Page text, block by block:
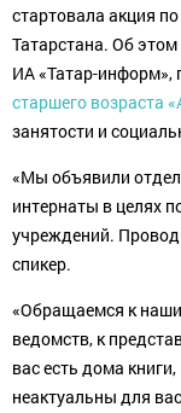
стартовала акция
Татарстана. Об
ИА «Татар-информ»,
старшего возраста
занятости и
«Мы объявили
интернаты в целях
учреждений.
спикер.
«Обращаемся к
ведомств, к
вас есть дома
неактуальны для